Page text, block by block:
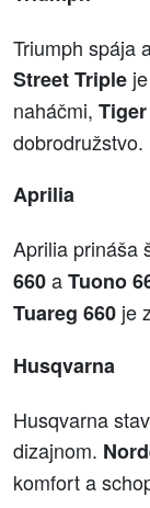
Triumph spája
Street Triple
naháčmi,
dobrodružstvo.
Aprilia
Aprilia prináša
660aTuono
Tuareg 660 je
Husqvarna
Husqvarna
dizajnom.
komfort a